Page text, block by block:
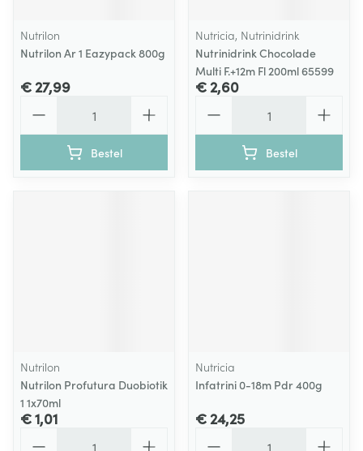
Nutrilon
Nutrilon Ar 1 Eazypack 800g
€ 27,99
Bestel
Nutricia, Nutrinidrink
Nutrinidrink Chocolade
Multi F.+12m Fl 200ml 65599
€ 2,60
Bestel
Nutrilon
Nutrilon Profutura Duobiotik
1 1x70ml
€ 1,01
Nutricia
Infatrini 0-18m Pdr 400g
€ 24,25